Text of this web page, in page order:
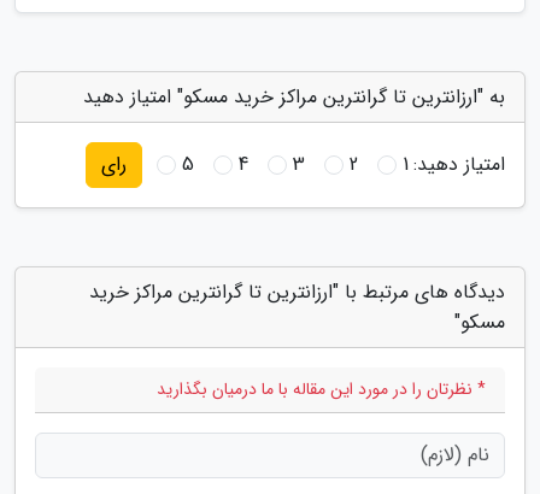
به "ارزانترین تا گرانترین مراکز خرید مسکو" امتیاز دهید
امتیاز دهید:1
2
3
4
5 رای
دیدگاه های مرتبط با "ارزانترین تا گرانترین مراکز خرید
مسکو"
* نظرتان را در مورد این مقاله با ما درمیان بگذارید